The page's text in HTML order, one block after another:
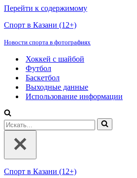
Перейти к содержимому
Спорт в Казани (12+)
Новости спорта в фотографиях
Хоккей с шайбой
Футбол
Баскетбол
Выходные данные
Использование информации
Искать...
Спорт в Казани (12+)